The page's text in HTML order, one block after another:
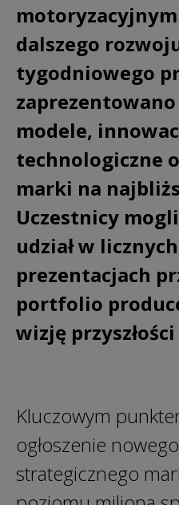
dalszego
tygodniowego
modele,
technologiczne
marki na
Uczestnicy
udział w
prezentacjach
portfolio
wizję
Kluczowym
ogłoszenie
strategicznego